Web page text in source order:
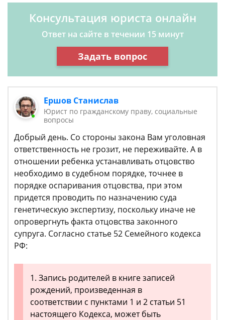
Консультация юриста онлайн
Ответ на сайте в течении 15 минут
Задать вопрос
Ершов Станислав
Юрист по гражданскому праву, социальные
вопросы
Добрый день. Со стороны закона Вам уголовная
ответственность не грозит, не переживайте. А в
отношении ребенка устанавливать отцовство
необходимо в судебном порядке, точнее в
порядке оспаривания отцовства, при этом
придется проводить по назначению суда
генетическую экспертизу, поскольку иначе не
опровергнуть факта отцовства законного
супруга. Согласно статье 52 Семейного кодекса
РФ:
1. Запись родителей в книге записей
рождений, произведенная в
соответствии с пунктами 1 и 2 статьи 51
настоящего Кодекса, может быть